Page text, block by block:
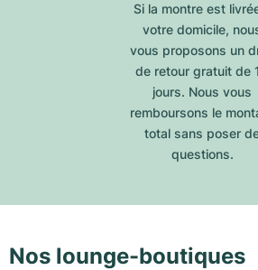
Si la montre est
votre domicile,
vous proposons un
de retour gratuit de
jours. Nous vous
remboursons le
total sans poser
questions.
Nos lounge-boutiques